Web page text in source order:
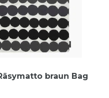
braun Bag